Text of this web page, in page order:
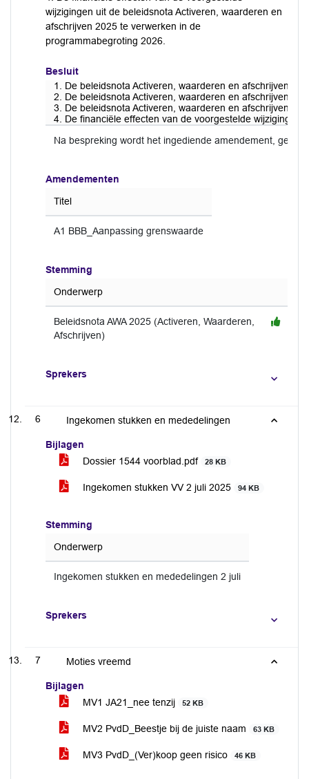
wijzigingen uit de beleidsnota Activeren, waarderen en
afschrijven 2025 te verwerken in de
programmabegroting 2026.
Besluit
1. De beleidsnota Activeren, waarderen en afschrijven
2. De beleidsnota Activeren, waarderen en afschrijven
3. De beleidsnota Activeren, waarderen en afschrijven
4. De financiële effecten van de voorgestelde
Na bespreking wordt het ingediende amendement,
Amendementen
Titel
A1 BBB_Aanpassing grenswaarde
Stemming
Onderwerp
Beleidsnota AWA 2025 (Activeren, Waarderen,
Afschrijven)
Sprekers
6 Ingekomen stukken en mededelingen
Bijlagen
Dossier 1544 voorblad.pdf
28 KB
Ingekomen stukken VV 2 juli 2025 94 KB
Stemming
Onderwerp
Ingekomen stukken en mededelingen 2 juli
Sprekers
7 Moties vreemd
Bijlagen
MV1 JA21_nee tenzij
52 KB
MV2 PvdD_Beestje bij de juiste naam 63 KB
MV3 PvdD_(Ver)koop geen risico 46 KB